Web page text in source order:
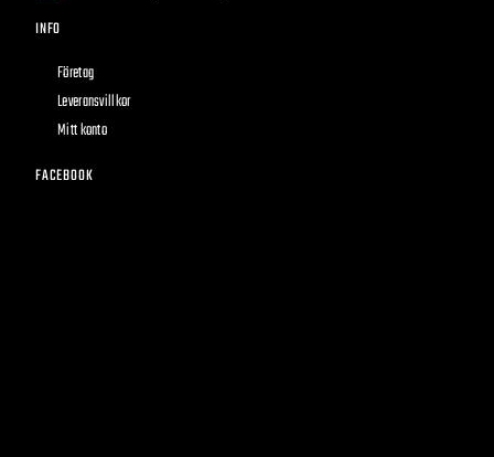
INFO
Företag
Leveransvillkor
Mitt konto
FACEBOOK